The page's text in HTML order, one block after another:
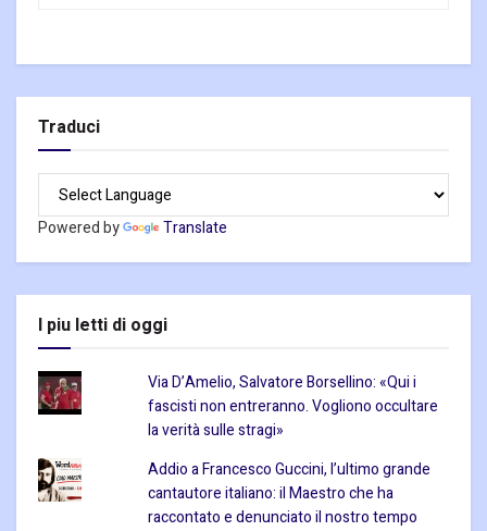
Traduci
Powered by Translate
I piu letti di oggi
Via D’Amelio, Salvatore Borsellino: «Qui i
fascisti non entreranno. Vogliono occultare
la verità sulle stragi»
Addio a Francesco Guccini, l’ultimo grande
cantautore italiano: il Maestro che ha
raccontato e denunciato il nostro tempo